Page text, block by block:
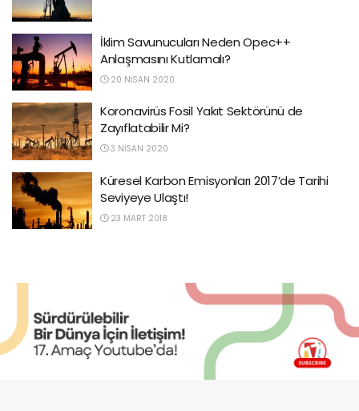
İklim Savunucuları Neden Opec++
Anlaşmasını Kutlamalı?
20 NISAN 2020
Koronavirüs Fosil Yakıt Sektörünü de
Zayıflatabilir Mi?
3 NISAN 2020
Küresel Karbon Emisyonları 2017’de Tarihi
Seviyeye Ulaştı!
23 MART 2018